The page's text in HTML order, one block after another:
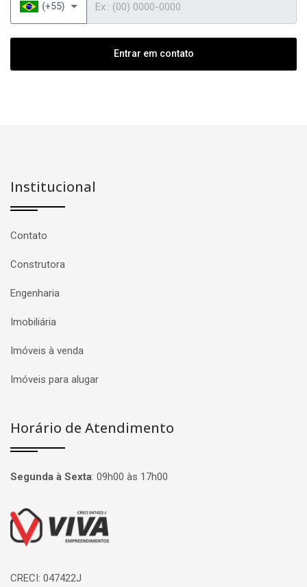
(+55)
Entrar em contato
Institucional
Contato
Construtora
Engenharia
Imobiliária
Imóveis à venda
Imóveis para alugar
Horário de Atendimento
Segunda à Sexta: 09h00 às 17h00
Página inicial
CRECI: 047422J